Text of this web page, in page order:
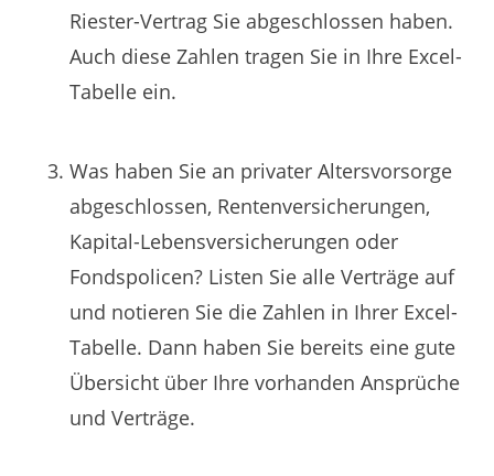
Riester-Vertrag Sie abgeschlossen haben.
Auch diese Zahlen tragen Sie in Ihre Excel-
Tabelle ein.
Was haben Sie an privater Altersvorsorge
abgeschlossen, Rentenversicherungen,
Kapital-Lebensversicherungen oder
Fondspolicen? Listen Sie alle Verträge auf
und notieren Sie die Zahlen in Ihrer Excel-
Tabelle. Dann haben Sie bereits eine gute
Übersicht über Ihre vorhanden Ansprüche
und Verträge.